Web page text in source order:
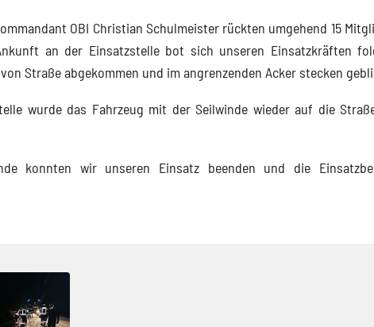
OBI Christian Schulmeister rückten umgehend 15
an der Einsatzstelle bot sich unseren Einsatzkräften
Straße abgekommen und im angrenzenden Acker stecken
wurde das Fahrzeug mit der Seilwinde wieder auf die
konnten wir unseren Einsatz beenden und die